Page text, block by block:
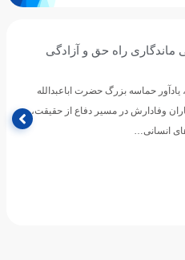
مدال‌آوران ناگویا درنخستین
هیأت رئیسه فدراسیون ورزش‌های آبی